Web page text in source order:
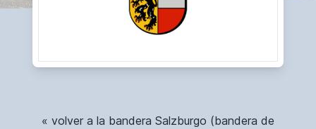
« volver a la bandera Salzburgo (bandera de